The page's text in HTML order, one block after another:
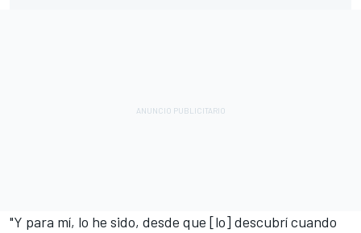
"Y para mí, lo he sido, desde que [lo] descubrí cuando